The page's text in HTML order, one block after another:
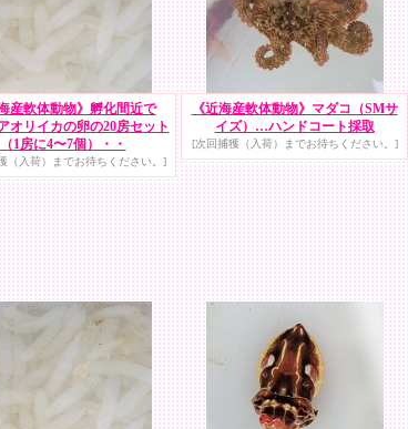
産軟体動物》孵化間近で
オリイカの卵の20房セット
（1房に4〜7個）・・
（入荷）までお待ちください。]
《近海産軟体動物》マダコ（SMサ
イズ）…ハンドコート採取
[次回捕獲（入荷）までお待ちください。]